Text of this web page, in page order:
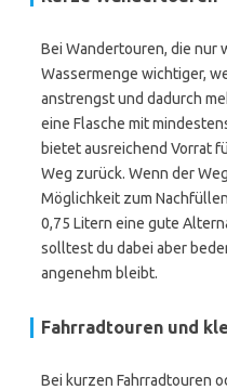
Bei Wandertouren, die nur
Wassermenge wichtiger,
anstrengst und dadurch
eine Flasche mit
bietet ausreichend Vorrat
Weg zurück. Wenn der
Möglichkeit zum
0,75 Litern eine gute
solltest du dabei aber
angenehm bleibt.
Fahrradtouren und
Bei kurzen Fahrradtouren